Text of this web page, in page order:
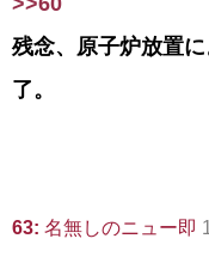
残念、原子炉放置
了。
63: 名無しのニュー即